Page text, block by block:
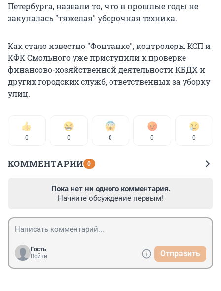
Петербурга, назвали то, что в прошлые годы не
закупалась "тяжелая" уборочная техника.
Как стало известно "Фонтанке", контролеры КСП и
КФК Смольного уже приступили к проверке
финансово-хозяйственной деятельности КБДХ и
других городских служб, ответственных за уборку
улиц.
0 0 0 0 0
КОММЕНТАРИИ 0
Пока нет ни одного комментария.
Начните обсуждение первым!
Гость
Войти
Отправить